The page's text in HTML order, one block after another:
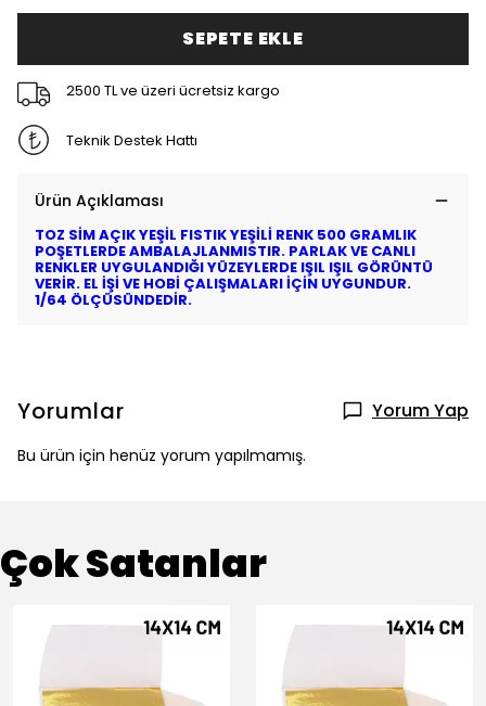
SEPETE EKLE
2500 TL ve üzeri ücretsiz kargo
Teknik Destek Hattı
Ürün Açıklaması
TOZ SİM AÇIK YEŞİL FISTIK YEŞİLİ RENK 500 GRAMLIK
POŞETLERDE AMBALAJLANMISTIR. PARLAK VE CANLI
RENKLER UYGULANDIĞI YÜZEYLERDE IŞIL IŞIL GÖRÜNTÜ
VERİR. EL İŞİ VE HOBİ ÇALIŞMALARI İÇİN UYGUNDUR.
1/64 ÖLÇÜSÜNDEDİR.
Yorumlar Yorum Yap
Bu ürün için henüz yorum yapılmamış.
Çok Satanlar